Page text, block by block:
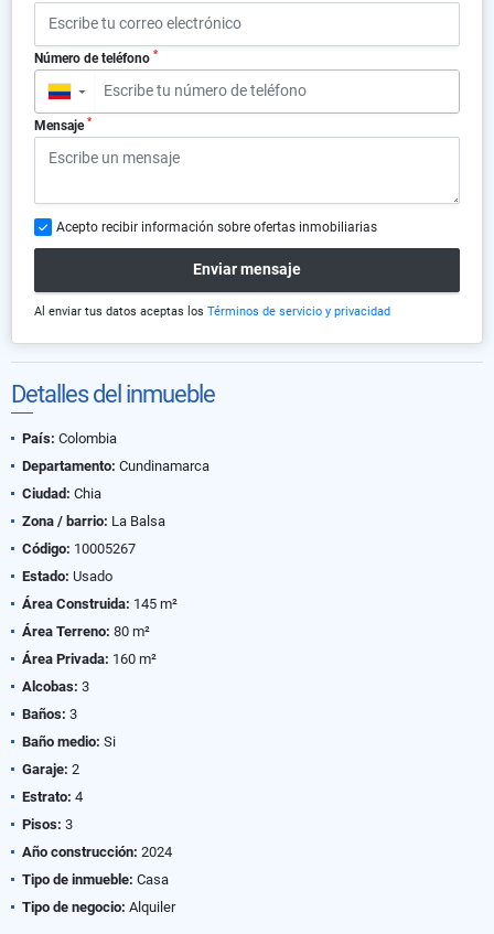
Número de teléfono *
▼
Mensaje *
Acepto recibir información sobre ofertas inmobiliarias
Enviar mensaje
Al enviar tus datos aceptas los Términos de servicio y privacidad
Detalles del inmueble
País: Colombia
Departamento: Cundinamarca
Ciudad: Chia
Zona / barrio: La Balsa
Código: 10005267
Estado: Usado
Área Construida: 145 m²
Área Terreno: 80 m²
Área Privada: 160 m²
Alcobas: 3
Baños: 3
Baño medio: Si
Garaje: 2
Estrato: 4
Pisos: 3
Año construcción: 2024
Tipo de inmueble: Casa
Tipo de negocio: Alquiler